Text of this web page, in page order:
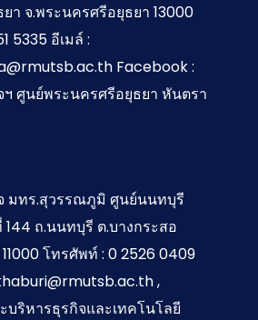
า จ.พระนครศรีอยุธยา 13000
5335 อีเมล์ :
Facebook :
ศูนย์พระนครศรีอยุธยา หันตรา
มทร.สุวรรณภูมิ ศูนย์นนทบุรี
144 ถ.นนทบุรี ต.บางกระสอ
โทรศัพท์ : 0 2526 0409
,
ริหารธุรกิจและเทคโนโลยี